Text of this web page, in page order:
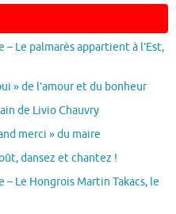
Le palmarès appartient à l’Est,
» de l’amour et du bonheur
de Livio Chauvry
merci » du maire
dansez et chantez !
Le Hongrois Martin Takacs, le